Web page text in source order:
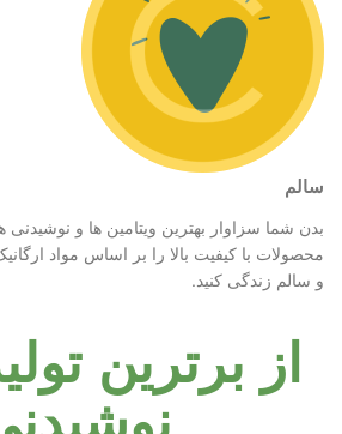
سالم
بدن شما سزاوار بهترین ویتامین ها و
محصولات با کیفیت بالا را بر اساس مواد
و سالم زندگی کنید.
از برترین